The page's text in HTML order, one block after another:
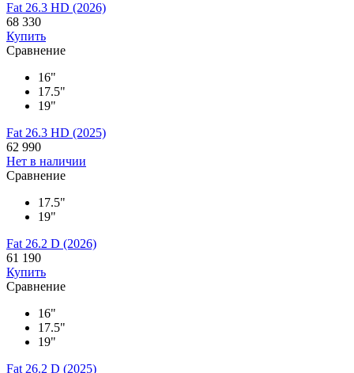
Fat 26.3 HD (2026)
68 330
Купить
Сравнение
16"
17.5"
19"
Fat 26.3 HD (2025)
62 990
Нет в наличии
Сравнение
17.5"
19"
Fat 26.2 D (2026)
61 190
Купить
Сравнение
16"
17.5"
19"
Fat 26.2 D (2025)